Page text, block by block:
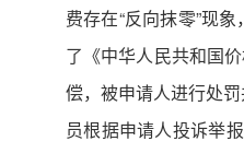
费存在“反向抹零”现
了《中华人民共和国
偿，被申请人进行处
员根据申请人投诉举